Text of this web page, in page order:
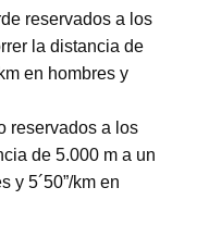
reservados a los
la distancia de
en hombres y
reservados a los
de 5.000 m a un
y 5´50”/km en